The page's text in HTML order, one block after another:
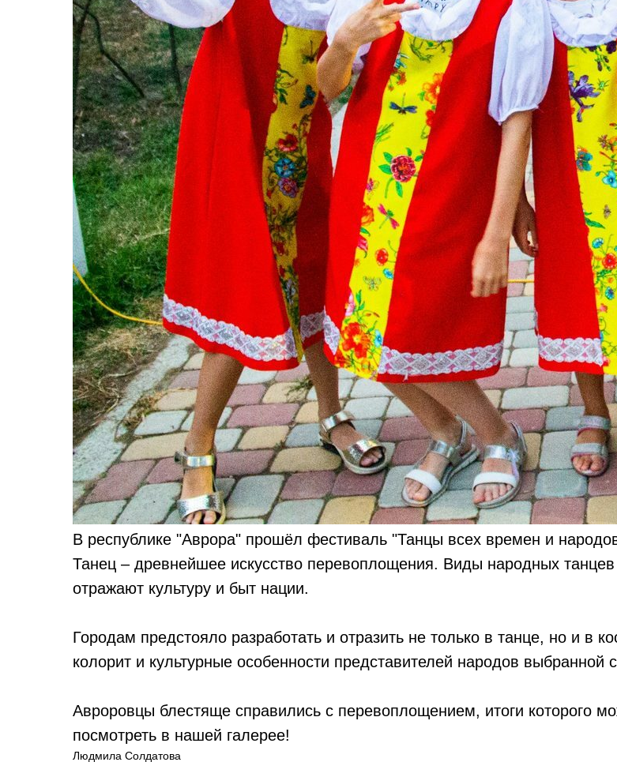
В республике "Аврора" прошёл фестиваль "Танцы всех времен и
Танец – древнейшее искусство перевоплощения. Виды народных танцев
отражают культуру и быт нации.
Городам предстояло разработать и отразить не только в танце, но и в
колорит и культурные особенности представителей народов выбранной
Авроровцы блестяще справились с перевоплощением, итоги которого
посмотреть в нашей галерее!
Людмила Солдатова